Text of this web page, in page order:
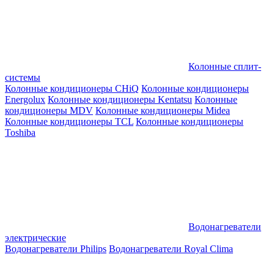
Колонные сплит-
системы
Колонные кондиционеры CHiQ Колонные кондиционеры
Energolux Колонные кондиционеры Kentatsu Колонные
кондиционеры MDV Колонные кондиционеры Midea
Колонные кондиционеры TCL Колонные кондиционеры
Toshiba
Водонагреватели
электрические
Водонагреватели Philips Водонагреватели Royal Clima